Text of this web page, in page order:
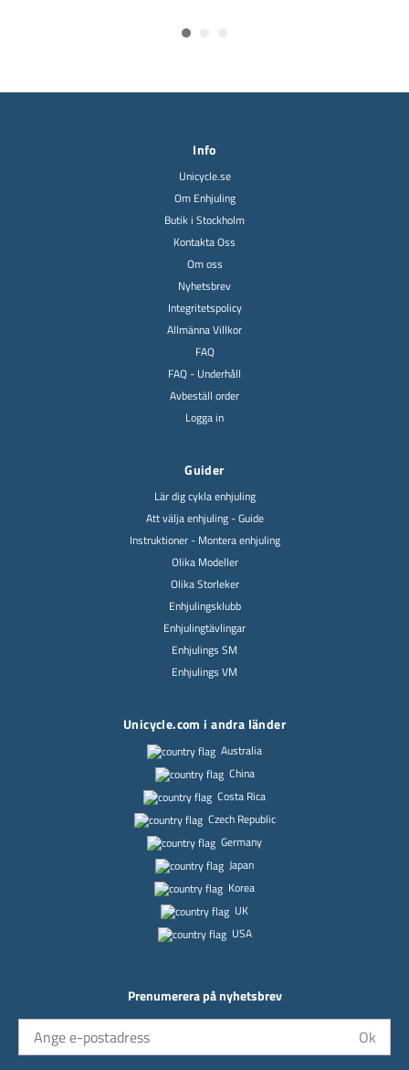
Info
Unicycle.se
Om Enhjuling
Butik i Stockholm
Kontakta Oss
Om oss
Nyhetsbrev
Integritetspolicy
Allmänna Villkor
FAQ
FAQ - Underhåll
Avbeställ order
Logga in
Guider
Lär dig cykla enhjuling
Att välja enhjuling - Guide
Instruktioner - Montera enhjuling
Olika Modeller
Olika Storleker
Enhjulingsklubb
Enhjulingtävlingar
Enhjulings SM
Enhjulings VM
Unicycle.com i andra länder
Australia
China
Costa Rica
Czech Republic
Germany
Japan
Korea
UK
USA
Prenumerera på nyhetsbrev
Ok